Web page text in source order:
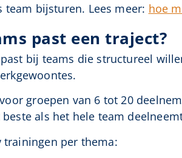
team bijsturen. Lees meer: hoe
past een traject?
bij teams die structureel
groepen van 6 tot 20
als het hele team
trainingen per thema: